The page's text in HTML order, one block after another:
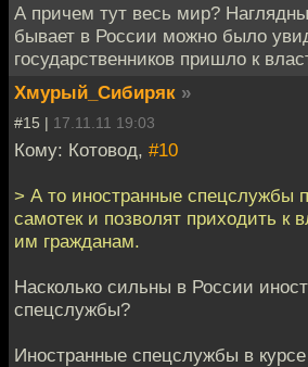
А причем тут весь мир?
бывает в России можно было
государственников пришло к
Хмурый_Сибиряк »
#15 | 17.11.11 19:03
Кому: Котовод, #10
> А то иностранные спецслужбы
самотек и позволят приходить к
им гражданам.
Насколько сильны в России
спецслужбы?
Иностранные спецслужбы в